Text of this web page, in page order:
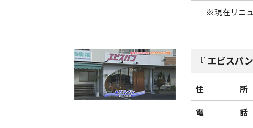
※現在リニ
エビスパン
住所
電話